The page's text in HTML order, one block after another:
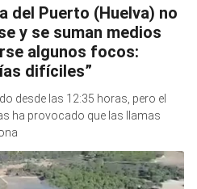
del Puerto (Huelva) no
y se suman medios
algunos focos:
difíciles”
desde las 12:35 horas, pero el
ha provocado que las llamas